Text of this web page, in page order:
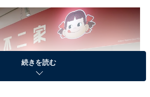
続きを読む